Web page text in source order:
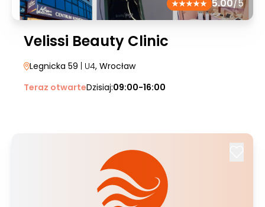
5.00/5
Velissi Beauty Clinic
Legnicka 59 | U4, Wrocław
Teraz otwarteDzisiaj:09:00-16:00